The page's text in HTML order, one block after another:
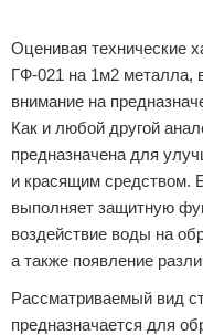
Оценивая технические
ГФ-021 на 1м2 металла,
внимание на
Как и любой другой
предназначена для
и красящим средством.
выполняет защитную
воздействие воды на
а также появление
Рассматриваемый вид
предназначается для